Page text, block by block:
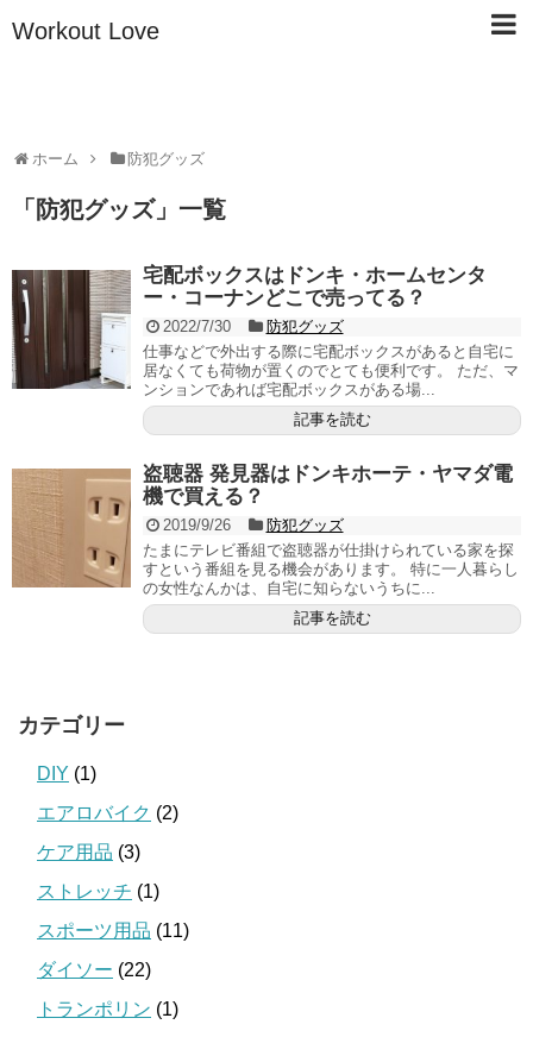
Workout Love
ホーム 防犯グッズ
「 防犯グッズ」 一覧
宅配ボックスはドンキ・ホームセンタ
ー・コーナンどこで売ってる？
2022/7/30
防犯グッズ
仕事などで外出する際に宅配ボックスがあると自宅に
居なくても荷物が置くのでとても便利です。 ただ、マ
ンションであれば宅配ボックスがある場...
記事を読む
盗聴器 発見器はドンキホーテ・ヤマダ電
機で買える？
2019/9/26
防犯グッズ
たまにテレビ番組で盗聴器が仕掛けられている家を探
すという番組を見る機会があります。 特に一人暮らし
の女性なんかは、自宅に知らないうちに...
記事を読む
カテゴリー
DIY (1)
エアロバイク (2)
ケア用品 (3)
ストレッチ (1)
スポーツ用品 (11)
ダイソー (22)
トランポリン (1)